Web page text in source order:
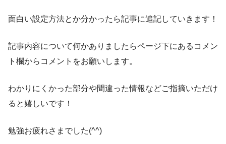
面白い設定方法とか分かったら記事に追記していきます！
記事内容について何かありましたらページ下にあるコメン
ト欄からコメントをお願いします。
わかりにくかった部分や間違った情報などご指摘いただけ
ると嬉しいです！
勉強お疲れさまでした(^^)